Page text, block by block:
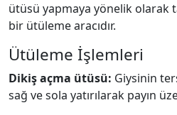
ütüsü yapmaya yönelik olarak
bir ütüleme aracıdır.
Ütüleme İşlemleri
Dikiş açma ütüsü: Giysinin
sağ ve sola yatırılarak payın